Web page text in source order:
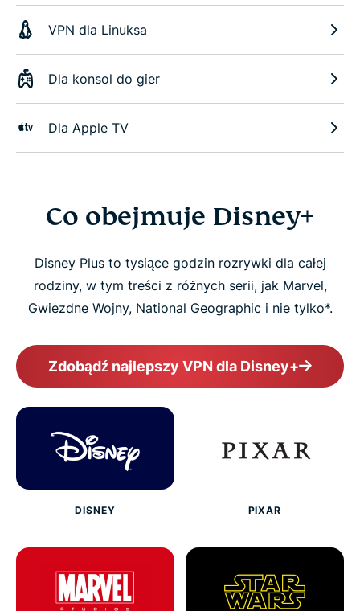
VPN dla Linuksa
Dla konsol do gier
Dla Apple TV
Co obejmuje Disney+
Disney Plus to tysiące godzin rozrywki dla całej
rodziny, w tym treści z różnych serii, jak Marvel,
Gwiezdne Wojny, National Geographic i nie tylko*.
Zdobądź najlepszy VPN dla Disney+
DISNEY PIXAR